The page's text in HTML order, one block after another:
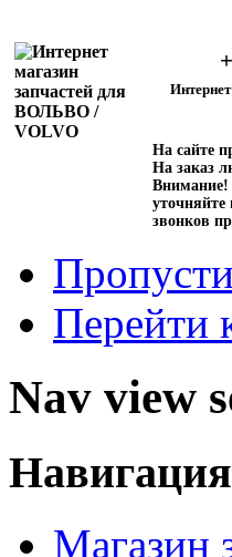
На сайте
На заказ
Внимание!
уточняйте
звонков
Перейти
Nav view
Навигация
Магазин